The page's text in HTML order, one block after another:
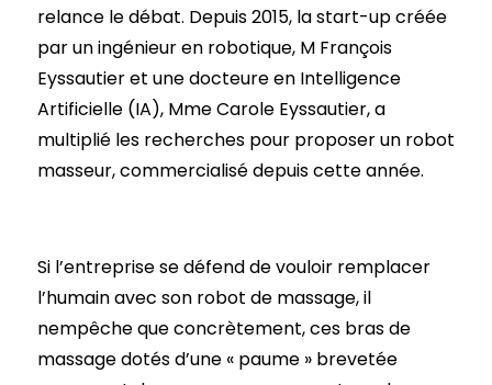
relance le débat. Depuis 2015, la start-up créée
par un ingénieur en robotique, M François
Eyssautier et une docteure en Intelligence
Artificielle (IA), Mme Carole Eyssautier, a
multiplié les recherches pour proposer un robot
masseur, commercialisé depuis cette année.
Si l’entreprise se défend de vouloir remplacer
l’humain avec son robot de massage, il
nempêche que concrètement, ces bras de
massage dotés d’une « paume » brevetée